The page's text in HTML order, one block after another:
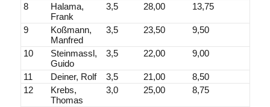
8
Halama,
Frank
3,5 28,00 13,75
9
Koßmann,
Manfred
3,5 23,50 9,50
10
Steinmassl,
Guido
3,5 22,00 9,00
11 Deiner, Rolf 3,5 21,00
8,50
12
Krebs,
Thomas
3,0 25,00 8,75